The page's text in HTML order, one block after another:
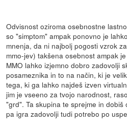
Odvisnost oziroma osebnostne
so "simptom" ampak ponovno je
mnenja, da ni najbolj pogosti vzrok
mmo-jev) takšena osebnost ampak
MMO lahko izjemno dobro zadovolji
posameznika in to na način, ki je
tega, ki ga lahko najdeš izven
jim je vseeno za tvojo narodnost,
"grd". Ta skupina te sprejme in
pa igra zadovolji tudi potrebo po